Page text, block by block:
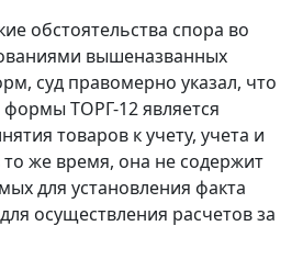
обстоятельства спора во
вышеназванных
суд правомерно указал, что
формы ТОРГ-12является
товаров к учету, учета и
то же время, она не содержит
для установления факта
осуществления расчетов за